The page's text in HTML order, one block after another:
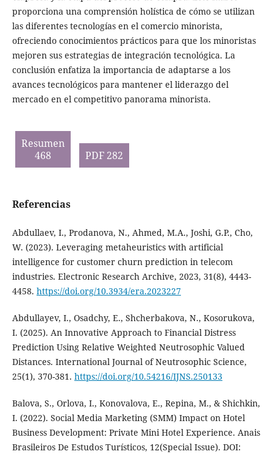
proporciona una comprensión holística de cómo se utilizan
las diferentes tecnologías en el comercio minorista,
ofreciendo conocimientos prácticos para que los minoristas
mejoren sus estrategias de integración tecnológica. La
conclusión enfatiza la importancia de adaptarse a los
avances tecnológicos para mantener el liderazgo del
mercado en el competitivo panorama minorista.
Resumen
468
PDF 282
Referencias
Abdullaev, I., Prodanova, N., Ahmed, M.A., Joshi, G.P., Cho,
W. (2023). Leveraging metaheuristics with artificial
intelligence for customer churn prediction in telecom
industries. Electronic Research Archive, 2023, 31(8), 4443-
4458. https://doi.org/10.3934/era.2023227
Abdullayev, I., Osadchy, E., Shcherbakova, N., Kosorukova,
I. (2025). An Innovative Approach to Financial Distress
Prediction Using Relative Weighted Neutrosophic Valued
Distances. International Journal of Neutrosophic Science,
25(1), 370-381. https://doi.org/10.54216/IJNS.250133
Balova, S., Orlova, I., Konovalova, E., Repina, M., & Shichkin,
I. (2022). Social Media Marketing (SMM) Impact on Hotel
Business Development: Private Mini Hotel Experience. Anais
Brasileiros De Estudos Turísticos, 12(Special Issue). DOI: